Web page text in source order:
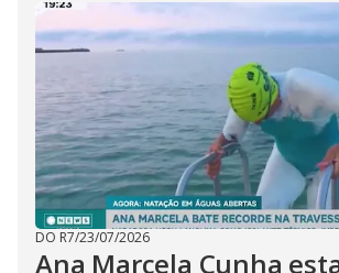
DO R7/23/07/2026
Ana Marcela Cunha